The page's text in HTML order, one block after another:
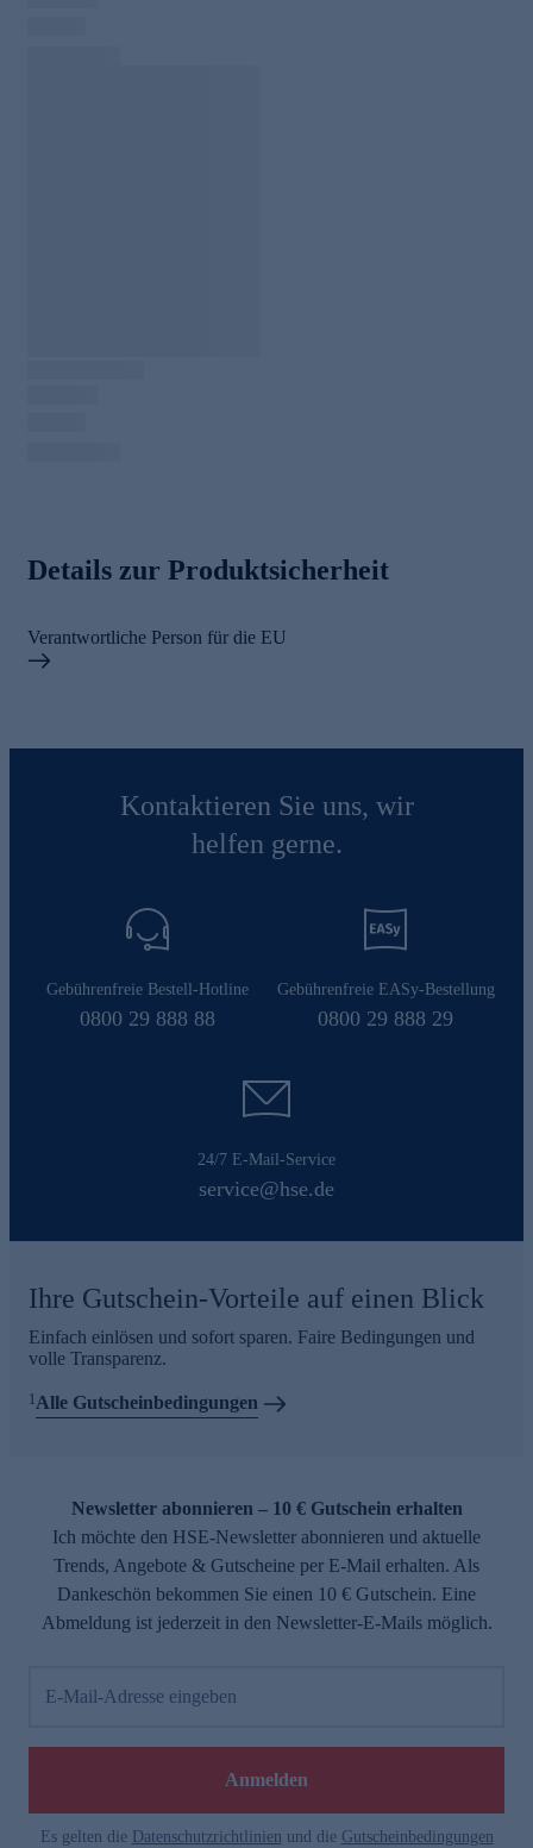
Details zur Produktsicherheit
Verantwortliche Person für die EU
Kontaktieren Sie uns, wir
helfen gerne.
Gebührenfreie Bestell-Hotline
0800 29 888 88
Gebührenfreie EASy-Bestellung
0800 29 888 29
24/7 E-Mail-Service
service@hse.de
Ihre Gutschein-Vorteile auf einen Blick
Einfach einlösen und sofort sparen. Faire Bedingungen und
volle Transparenz.
1 Alle Gutscheinbedingungen
Newsletter abonnieren – 10 € Gutschein erhalten
Ich möchte den HSE-Newsletter abonnieren und aktuelle
Trends, Angebote & Gutscheine per E-Mail erhalten. Als
Dankeschön bekommen Sie einen 10 € Gutschein. Eine
Abmeldung ist jederzeit in den Newsletter-E-Mails möglich.
E-Mail-Adresse eingeben
Anmelden
Es gelten die Datenschutzrichtlinien und die Gutscheinbedingungen